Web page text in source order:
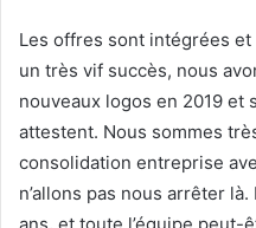
Les offres sont intégrées
un très vif succès, nous
nouveaux logos en 2019 et
attestent. Nous sommes
consolidation entreprise
n’allons pas nous arrêter là.